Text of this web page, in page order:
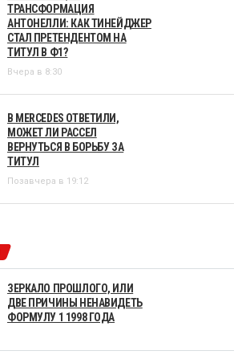
ТРАНСФОРМАЦИЯ
АНТОНЕЛЛИ: КАК ТИНЕЙДЖЕР
СТАЛ ПРЕТЕНДЕНТОМ НА
ТИТУЛ В Ф1?
Вчера в 8:30
В MERCEDES ОТВЕТИЛИ,
МОЖЕТ ЛИ РАССЕЛ
ВЕРНУТЬСЯ В БОРЬБУ ЗА
ТИТУЛ
Позавчера в 19:12
ЗЕРКАЛО ПРОШЛОГО, ИЛИ
ДВЕ ПРИЧИНЫ НЕНАВИДЕТЬ
ФОРМУЛУ 1 1998 ГОДА